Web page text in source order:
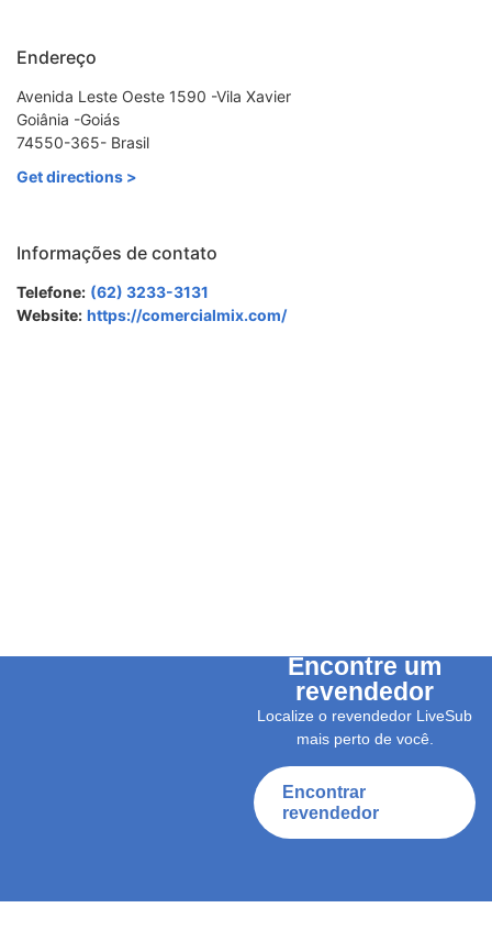
Endereço
Avenida Leste Oeste 1590 -Vila Xavier
Goiânia -Goiás
74550-365- Brasil
Get directions >
Informações de contato
Telefone: (62) 3233-3131
Website: https://comercialmix.com/
Encontre um
revendedor
Localize o revendedor LiveSub
mais perto de você.
Encontrar
revendedor